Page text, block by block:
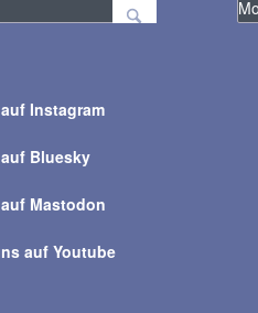
Instagram
Bluesky
Mastodon
auf Youtube